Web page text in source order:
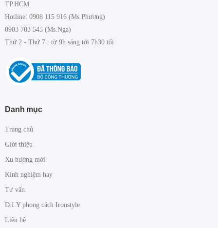
TP.HCM
Hotline: 0908 115 916 (Ms.Phương)
0903 703 545 (Ms.Nga)
Thứ 2 - Thứ 7 : từ 9h sáng tới 7h30 tối
Danh mục
Trang chủ
Giới thiệu
Xu hướng mới
Kinh nghiệm hay
Tư vấn
D.I.Y phong cách Ironstyle
Liên hệ